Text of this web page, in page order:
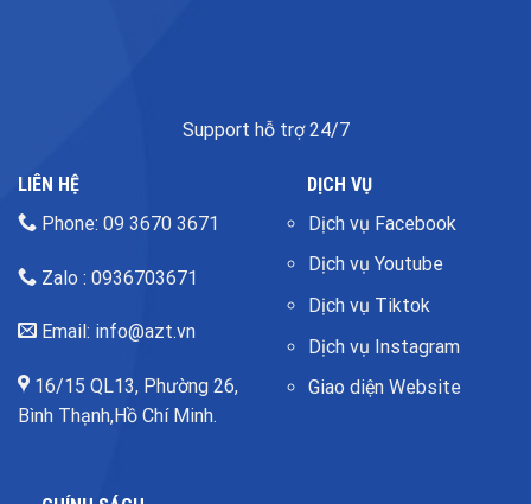
Support hỗ trợ 24/7
LIÊN HỆ
Phone: 09 3670 3671
Zalo : 0936703671
Email: info@azt.vn
16/15 QL13, Phường 26,
Bình Thạnh,Hồ Chí Minh.
DỊCH VỤ
Dịch vụ Facebook
Dịch vụ Youtube
Dịch vụ Tiktok
Dịch vụ Instagram
Giao diện Website